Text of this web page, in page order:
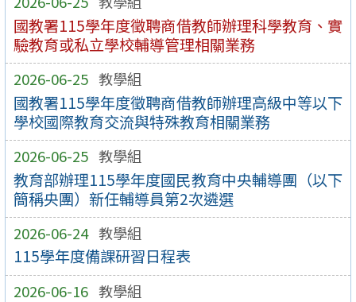
國教署115學年度徵聘商借教師辦理科學教育、實
驗教育或私立學校輔導管理相關業務
2026-06-25 教學組
國教署115學年度徵聘商借教師辦理高級中等以下
學校國際教育交流與特殊教育相關業務
2026-06-25 教學組
教育部辦理115學年度國民教育中央輔導團（以下
簡稱央團）新任輔導員第2次遴選
2026-06-24 教學組
115學年度備課研習日程表
2026-06-16 教學組